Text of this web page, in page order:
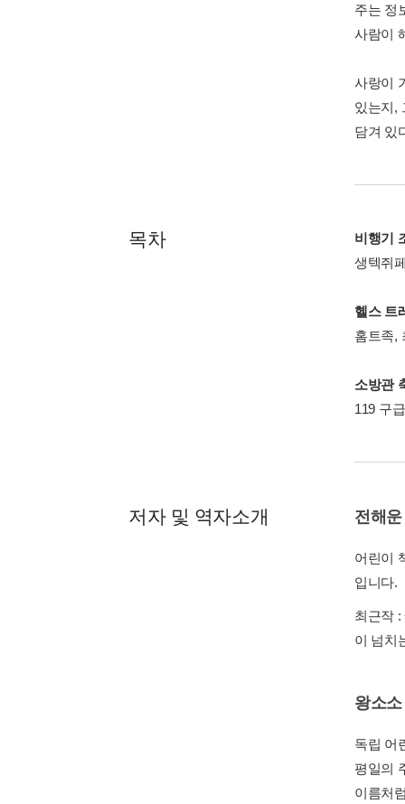
주는 정
사람이
사랑이
있는지,
담겨 있
목차
비행기
생텍쥐
헬스 트
홈트족,
소방관
119 구
저자 및 역자소개 전해운
어린이
입니다.
최근작 :
이 넘치
왕소소
독립 어
평일의
이름처